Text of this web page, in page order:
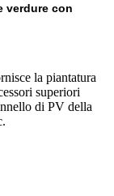
verdure con
la piantatura
superiori
di PV della